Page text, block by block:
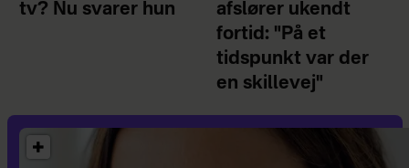
tv? Nu svarer hun
afslører ukendt
fortid: "På et
tidspunkt var der
en skillevej"